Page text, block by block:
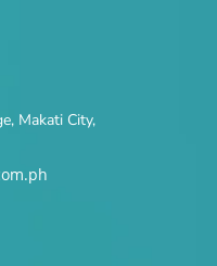
Makati City,